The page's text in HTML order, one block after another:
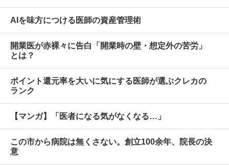
AIを味方につける医師の資産管理術
開業医が赤裸々に告白「開業時の壁・想定外の苦労」
とは？
ポイント還元率を大いに気にする医師が選ぶクレカの
ランク
【マンガ】「医者になる気がなくなる…」
この市から病院は無くさない。創立100余年、院長の決
意